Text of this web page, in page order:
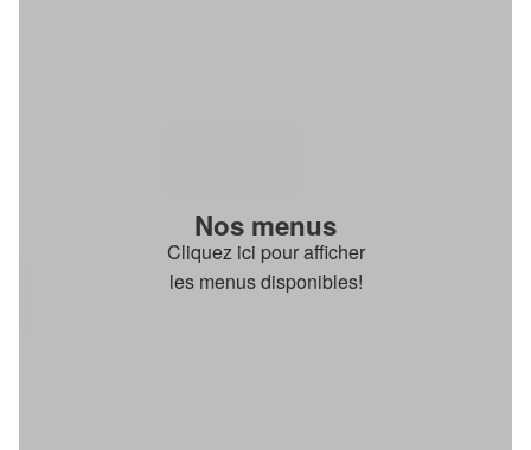
Nos menus
Cliquez ici pour afficher
les menus disponibles!